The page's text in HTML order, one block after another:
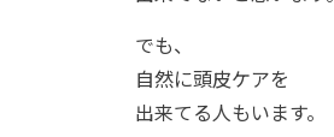
でも、
自然に頭皮ケアを
出来てる人もいます。